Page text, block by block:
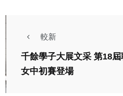
較新
千餘學子大展文采 第18
女中初賽登場